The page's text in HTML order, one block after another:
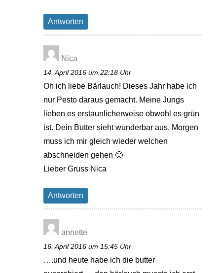
Antworten
Nica
14. April 2016 um 22:18 Uhr
Oh ich liebe Bärlauch! Dieses Jahr habe ich
nur Pesto daraus gemacht. Meine Jungs
lieben es erstaunlicherweise obwohl es grün
ist. Dein Butter sieht wunderbar aus. Morgen
muss ich mir gleich wieder welchen
abschneiden gehen 🙂
Lieber Gruss Nica
Antworten
annette
16. April 2016 um 15:45 Uhr
….und heute habe ich die butter